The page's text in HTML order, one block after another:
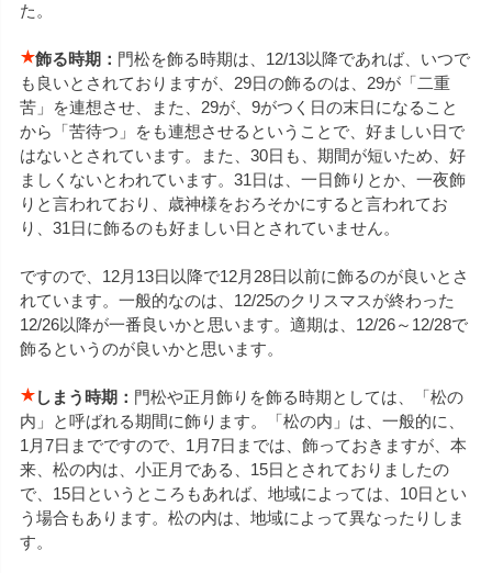
た。
飾る時期： 門松を飾る時期は、12/13以降であれば、いつで
も良いとされておりますが、29日の飾るのは、29が「二重
苦」を連想させ、また、29が、9がつく日の末日になること
から「苦待つ」をも連想させるということで、好ましい日で
はないとされています。また、30日も、期間が短いため、好
ましくないとわれています。31日は、一日飾りとか、一夜飾
りと言われており、歳神様をおろそかにすると言われてお
り、31日に飾るのも好ましい日とされていません。
ですので、12月13日以降で12月28日以前に飾るのが良いとさ
れています。一般的なのは、12/25のクリスマスが終わった
12/26以降が一番良いかと思います。適期は、12/26～12/28で
飾るというのが良いかと思います。
しまう時期： 門松や正月飾りを飾る時期としては、「松の
内」と呼ばれる期間に飾ります。「松の内」は、一般的に、
1月7日までですので、1月7日までは、飾っておきますが、本
来、松の内は、小正月である、15日とされておりましたの
で、15日というところもあれば、地域によっては、10日とい
う場合もあります。松の内は、地域によって異なったりしま
す。